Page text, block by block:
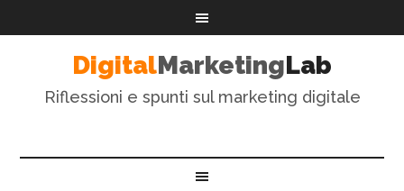
DigitalMarketingLab
Riflessioni e spunti sul marketing digitale